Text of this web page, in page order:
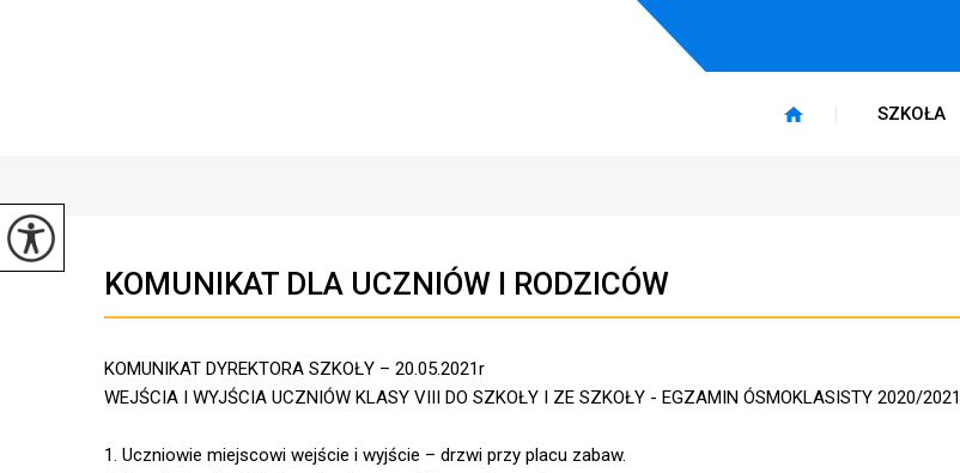
SZKOŁA
KOMUNIKAT DLA UCZNIÓW I RODZICÓW
KOMUNIKAT DYREKTORA SZKOŁY – 20.05.2021r
WEJŚCIA I WYJŚCIA UCZNIÓW KLASY VIII DO SZKOŁY I ZE SZKOŁY - EGZAMIN ÓSMOKLASISTY 2020/2021
1. Uczniowie miejscowi wejście i wyjście – drzwi przy placu zabaw.